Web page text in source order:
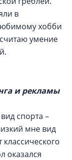
в
хобби
умение
и рекламы
спорта –
мне вид
оказался